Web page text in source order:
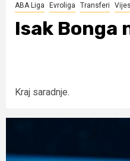
ABA Liga Evroliga Transferi
Isak Bonga
Kraj saradnje.